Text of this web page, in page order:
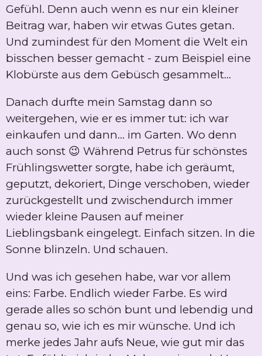
Gefühl. Denn auch wenn es nur ein kleiner
Beitrag war, haben wir etwas Gutes getan.
Und zumindest für den Moment die Welt ein
bisschen besser gemacht - zum Beispiel eine
Klobürste aus dem Gebüsch gesammelt...
Danach durfte mein Samstag dann so
weitergehen, wie er es immer tut: ich war
einkaufen und dann… im Garten. Wo denn
auch sonst 😉 Während Petrus für schönstes
Frühlingswetter sorgte, habe ich geräumt,
geputzt, dekoriert, Dinge verschoben, wieder
zurückgestellt und zwischendurch immer
wieder kleine Pausen auf meiner
Lieblingsbank eingelegt. Einfach sitzen. In die
Sonne blinzeln. Und schauen.
Und was ich gesehen habe, war vor allem
eins: Farbe. Endlich wieder Farbe. Es wird
gerade alles so schön bunt und lebendig und
genau so, wie ich es mir wünsche. Und ich
merke jedes Jahr aufs Neue, wie gut mir das